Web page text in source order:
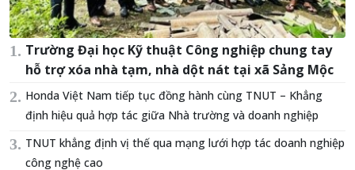
Trường Đại học Kỹ thuật Công nghiệp chung tay
hỗ trợ xóa nhà tạm, nhà dột nát tại xã Sảng Mộc
Honda Việt Nam tiếp tục đồng hành cùng TNUT – Khẳng
định hiệu quả hợp tác giữa Nhà trường và doanh nghiệp
TNUT khẳng định vị thế qua mạng lưới hợp tác doanh nghiệp
công nghệ cao